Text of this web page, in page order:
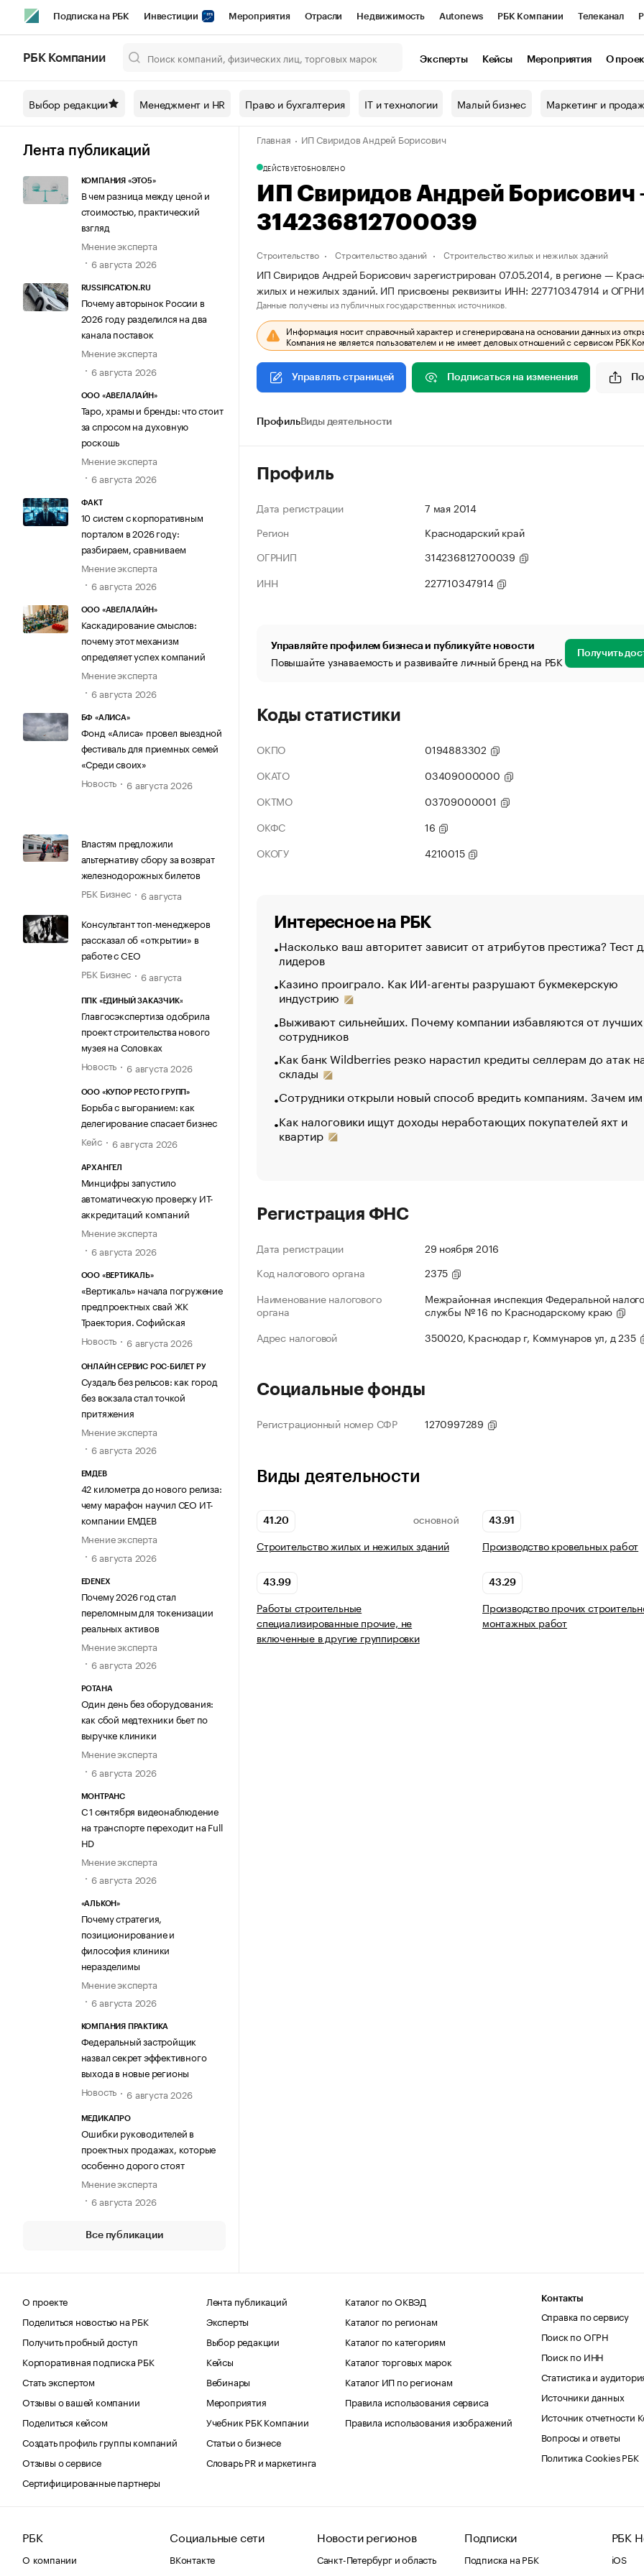
Подписка на РБК Инвестиции Мероприятия Отрасли Недвижимость Autonews РБК Компании Телеканал
Спецпроекты СПб Конференции СПб Спецпроекты Проверка контрагентов
Технологии и медиа Рынок наличной валюты
РБК Компании Эксперты Кейсы Мероприятия О
Выбор редакции Менеджмент и HR Право и бухгалтерия IT и технологии Малый бизнес Маркетинг и
Лента публикаций
КОМПАНИЯ «ЭТО5»
В чем разница между ценой и
стоимостью, практический
взгляд
Мнение эксперта
6 августа 2026
RUSSIFICATION.RU
Почему авторынок России в
2026 году разделился на два
канала поставок
Мнение эксперта
6 августа 2026
ООО «АВЕЛАЛАЙН»
Таро, храмы и бренды: что стоит
за спросом на духовную
роскошь
Мнение эксперта
6 августа 2026
ФАКТ
10 систем с корпоративным
порталом в 2026 году:
разбираем, сравниваем
Мнение эксперта
6 августа 2026
ООО «АВЕЛАЛАЙН»
Каскадирование смыслов:
почему этот механизм
определяет успех компаний
Мнение эксперта
6 августа 2026
БФ «АЛИСА»
Фонд «Алиса» провел выездной
фестиваль для приемных семей
«Среди своих»
Новость
6 августа 2026
Властям предложили
альтернативу сбору за возврат
железнодорожных билетов
РБК Бизнес
6 августа
Консультант топ-менеджеров
рассказал об «открытии» в
работе с CEO
РБК Бизнес
6 августа
ППК «ЕДИНЫЙ ЗАКАЗЧИК»
Главгосэкспертиза одобрила
проект строительства нового
музея на Соловках
Новость
6 августа 2026
ООО «КУПОР РЕСТО ГРУПП»
Борьба с выгоранием: как
делегирование спасает бизнес
Кейс
6 августа 2026
АРХАНГЕЛ
Минцифры запустило
автоматическую проверку ИТ-
аккредитаций компаний
Мнение эксперта
6 августа 2026
ООО «ВЕРТИКАЛЬ»
«Вертикаль» начала погружение
предпроектных свай ЖК
Траектория. Софийская
Новость
6 августа 2026
ОНЛАЙН СЕРВИС РОС-БИЛЕТ РУ
Суздаль без рельсов: как город
без вокзала стал точкой
притяжения
Мнение эксперта
6 августа 2026
ЕМДЕВ
42 километра до нового релиза:
чему марафон научил СЕО ИТ-
компании ЕМДЕВ
Мнение эксперта
6 августа 2026
EDENEX
Почему 2026 год стал
переломным для токенизации
реальных активов
Мнение эксперта
6 августа 2026
РОТАНА
Один день без оборудования:
как сбой медтехники бьет по
выручке клиники
Мнение эксперта
6 августа 2026
МОНТРАНС
С 1 сентября видеонаблюдение
на транспорте переходит на Full
HD
Мнение эксперта
6 августа 2026
«АЛЬКОН»
Почему стратегия,
позиционирование и
философия клиники
неразделимы
Мнение эксперта
6 августа 2026
КОМПАНИЯ ПРАКТИКА
Федеральный застройщик
назвал секрет эффективного
выхода в новые регионы
Новость
6 августа 2026
МЕДИКАПРО
Ошибки руководителей в
проектных продажах, которые
особенно дорого стоят
Мнение эксперта
6 августа 2026
Все публикации
Главная ИП Свиридов Андрей Борисович
ДЕЙСТВУЕТОБНОВЛЕНО
ИП Свиридов Андрей
314236812700039
Строительство Строительство зданий Строительство жилых и нежилых зданий
ИП Свиридов Андрей Борисович зарегистрирован 07.05.2014, в регионе —
жилых и нежилых зданий. ИП присвоены реквизиты ИНН: 227710347914 и
Данные получены из публичных государственных источников.
Информация носит справочный характер и сгенерирована на основании данных из
Компания не является пользователем и не имеет деловых отношений с сервисом РБК
Управлять страницей Подписаться на изменения
ПрофильВиды деятельности
Профиль
Дата регистрации
7 мая 2014
Регион
Краснодарский край
ОГРНИП
314236812700039
ИНН
227710347914
Управляйте профилем бизнеса и публикуйте новости
Повышайте узнаваемость и развивайте личный бренд на РБК Получить
Коды статистики
ОКПО
0194883302
ОКАТО
03409000000
ОКТМО
03709000001
ОКФС
16
ОКОГУ
4210015
Интересное на РБК
Насколько ваш авторитет зависит от атрибутов престижа? Тест
лидеров
Казино проиграло. Как ИИ-агенты разрушают букмекерскую
индустрию
Выживают сильнейших. Почему компании избавляются от лучших
сотрудников
Как банк Wildberries резко нарастил кредиты селлерам до атак
склады
Сотрудники открыли новый способ вредить компаниям. Зачем
Как налоговики ищут доходы неработающих покупателей яхт и
квартир
Регистрация ФНС
Дата регистрации
29 ноября 2016
Код налогового органа
2375
Наименование налогового
органа
Межрайонная инспекция Федеральной
службы № 16 по Краснодарскому краю
Адрес налоговой
350020, Краснодар г, Коммунаров ул, д 235
Социальные фонды
Регистрационный номер СФР 1270997289
Виды деятельности
41.20 ОСНОВНОЙ
Строительство жилых и нежилых зданий
43.91
Производство кровельных работ
43.99
Работы строительные
специализированные прочие, не
включенные в другие группировки
43.29
Производство прочих
монтажных работ
О проекте
Поделиться новостью на РБК
Получить пробный доступ
Корпоративная подписка РБК
Стать экспертом
Отзывы о вашей компании
Поделиться кейсом
Создать профиль группы компаний
Отзывы о сервисе
Сертифицированные партнеры
Лента публикаций
Эксперты
Выбор редакции
Кейсы
Вебинары
Мероприятия
Учебник РБК Компании
Статьи о бизнесе
Словарь PR и маркетинга
Каталог по ОКВЭД
Каталог по регионам
Каталог по категориям
Каталог торговых марок
Каталог ИП по регионам
Правила использования сервиса
Правила использования изображений
Контакты
Справка по сервису
Поиск по ОГРН
Поиск по ИНН
Статистика и
Источники данных
Источник отчетности
Вопросы и ответы
Политика Cookies РБК
РБК
О компании
Социальные сети
ВКонтакте
Новости регионов
Санкт-Петербург и область
Подписки
Подписка на РБК
РБК
iOS